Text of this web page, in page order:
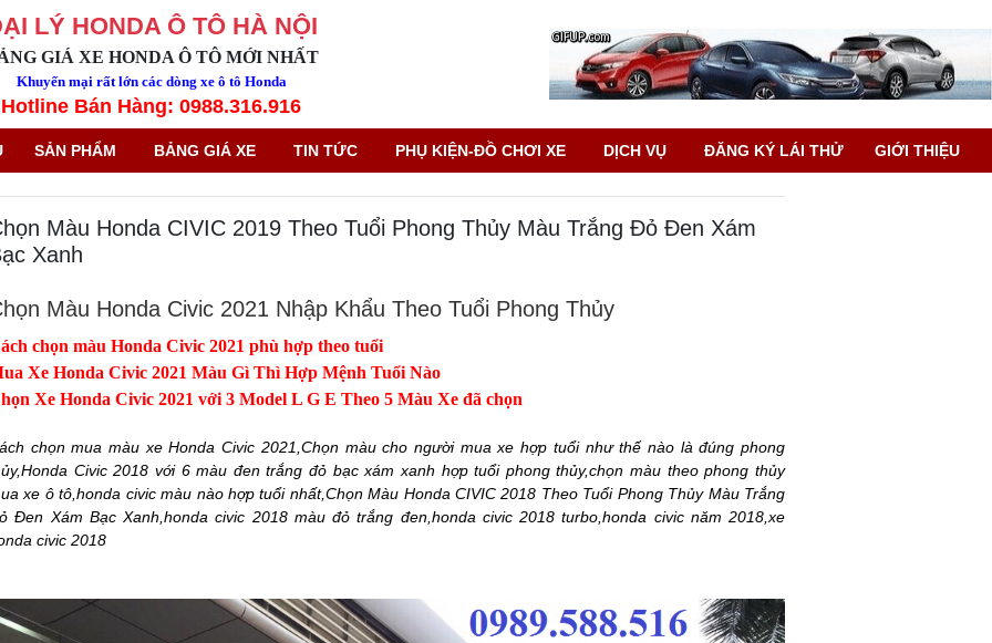
LÝ HONDA Ô TÔ HÀ NỘI
GIÁ XE HONDA Ô TÔ MỚI NHẤT
Khuyến mại rất lớn các dòng xe ô tô Honda
Hotline Bán Hàng: 0988.316.916
SẢN PHẨM BẢNG GIÁ XE TIN TỨC PHỤ KIỆN-ĐỒ CHƠI XE DỊCH VỤ ĐĂNG KÝ LÁI THỬ GIỚI THIỆU
Màu Honda CIVIC 2019 Theo Tuổi Phong Thủy Màu Trắng Đỏ Đen Xám
Xanh
Màu Honda Civic 2021 Nhập Khẩu Theo Tuổi Phong Thủy
chọn màu Honda Civic 2021 phù hợp theo tuổi
Xe Honda Civic 2021 Màu Gì Thì Hợp Mệnh Tuổi Nào
Xe Honda Civic 2021 với 3 Model L G E Theo 5 Màu Xe đã chọn
chọn mua màu xe Honda Civic 2021,Chọn màu cho người mua xe hợp tuổi như thế nào là đúng phong
Civic 2018 với 6 màu đen trắng đỏ bạc xám xanh hợp tuổi phong thủy,chọn màu theo phong thủy
xe ô tô,honda civic màu nào hợp tuổi nhất,Chọn Màu Honda CIVIC 2018 Theo Tuổi Phong Thủy Màu Trắng
Đen Xám Bạc Xanh,honda civic 2018 màu đỏ trắng đen,honda civic 2018 turbo,honda civic năm 2018,xe
civic 2018